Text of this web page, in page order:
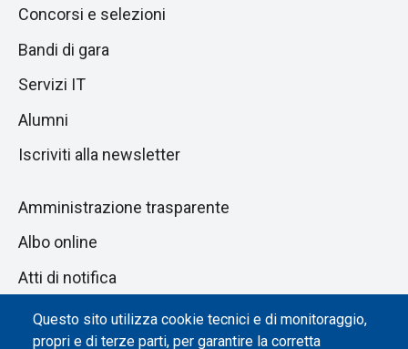
Questo sito utilizza cookie tecnici e di monitoraggio,
propri e di terze parti, per garantire la corretta
Concorsi e selezioni
Bandi di gara
Servizi IT
Alumni
Iscriviti alla newsletter
Amministrazione trasparente
Albo online
Atti di notifica
Dichiarazione di accessibilità